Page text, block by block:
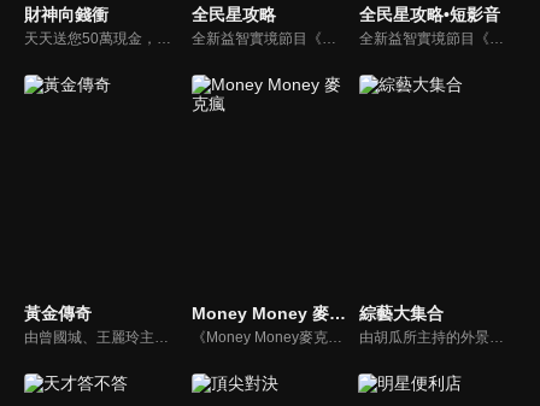
財神向錢衝
天天送您50萬現金，還有汽車大獎！不考智力、體力，挑戰家人、同事、同學、朋友互相了解的成渡和共同生活經驗。快來參加《財神向前衝》大獎通通送給您。
全民星攻略
全新益智實境節目《全民星攻略》，由館長曾國城擔任把關者，考驗著每個來挑戰九宮格益智遊戲藝人明星。想要攻略九宮格關卡，透過創意聯想、邏輯推理、理想分析，才有機會獲取智慧星幣，帶走夢幻大獎。
全民星攻略•短影音
全新益智實境節目《全民星攻略》，由館長曾國城擔任把關者，考驗著每個來挑戰九宮格益智遊戲藝人明星。想要攻略九宮格關卡，透過創意聯想、邏輯推理、理想分析，才有機會獲取智慧星幣，帶走夢幻大獎。
黃金傳奇
由曾國城、王麗玲主持，許多人記憶中的經典外景綜藝節目之一。每次闖關成功的隊伍，可獲得藏寶圖；拼湊出完整藏寶圖者，可憑著藏寶圖提示至寶箱放置處；最後以正確寶箱之正確答案鑰匙開啟成功者，除隊長本身外的每位參賽者，即可獲得價值新台幣5萬元之黃金金牌。
Money Money 麥克瘋
《Money Money麥克瘋》節目強調不比音準、不比音色，也不比外型、外貌、氣質、長相等如何，只強調只要歌詞記得牢，就可以參加比賽。
綜藝大集合
由胡瓜所主持的外景綜藝節目，秉持著「幸福好運到，獎金送夠夠」的精神，和眾多藝人與鄉親同樂玩遊戲拿獎金，介紹各地的人文、美食、特產等，提供豐富多元的內容，不間斷的笑料，讓您忘卻一切煩惱、開懷大笑。